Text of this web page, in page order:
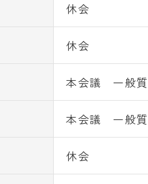
休会
休会
本会議 一般
本会議 一般
休会